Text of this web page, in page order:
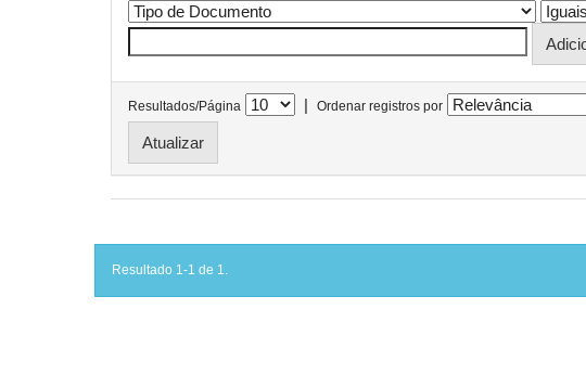
Resultados/Página | Ordenar registros por
Resultado 1-1 de 1.